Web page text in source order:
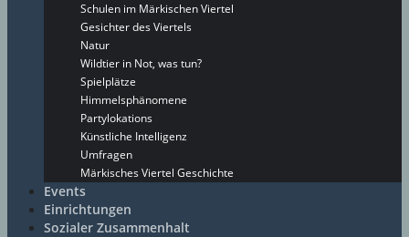
Schulen im Märkischen Viertel
Gesichter des Viertels
Natur
Wildtier in Not, was tun?
Spielplätze
Himmelsphänomene
Partylokations
Künstliche Intelligenz
Umfragen
Märkisches Viertel Geschichte
Events
Einrichtungen
Sozialer Zusammenhalt